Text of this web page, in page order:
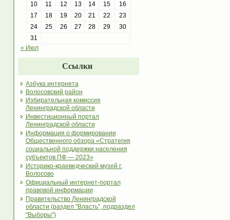
10
11 12 13 14 15
16
17
18 19 20 21 22
23
24
25 26 27 28 29
30
31
« Июл
Ссылки
Азбука интернета
Волосовский район
Избирательная комиссия
Ленинградской области
Инвестиционный портал
Ленинградской области
Информация о формировании
Общественного обзора «Стратегия
социальной поддержки населения
субъектов ПФ — 2023»
Историко-краеведческий музей г.
Волосово
Официальный интернет-портал
правовой информации
Правительство Ленинградской
области (раздел "Власть", подраздел
"Выборы")